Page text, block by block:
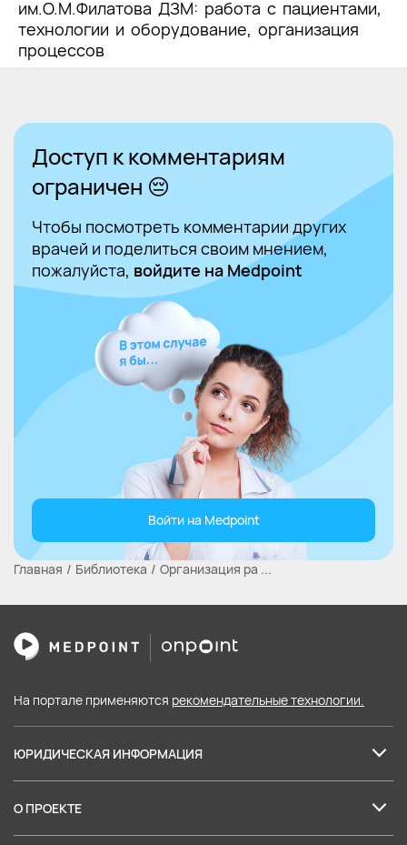
им.О.М.Филатова ДЗМ: работа с пациентами,
технологии и оборудование, организация
процессов
Доступ к комментариям
ограничен 😔
Чтобы посмотреть комментарии других
врачей и поделиться своим мнением,
пожалуйста, войдите на Medpoint
Войти на Medpoint
Главная Библиотека Организация ра ...
На портале применяются рекомендательные технологии.
ЮРИДИЧЕСКАЯ ИНФОРМАЦИЯ
О ПРОЕКТЕ